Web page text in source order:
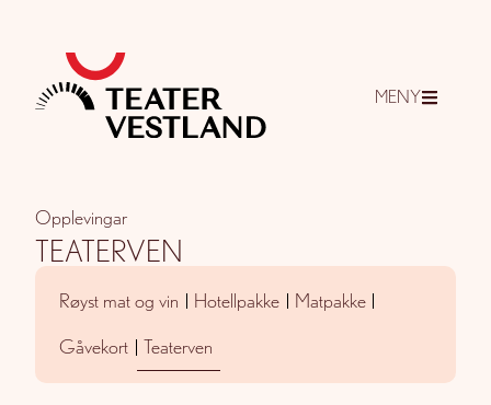
MENY
Opplevingar
TEATERVEN
Røyst mat og vin Hotellpakke Matpakke
Gåvekort Teaterven